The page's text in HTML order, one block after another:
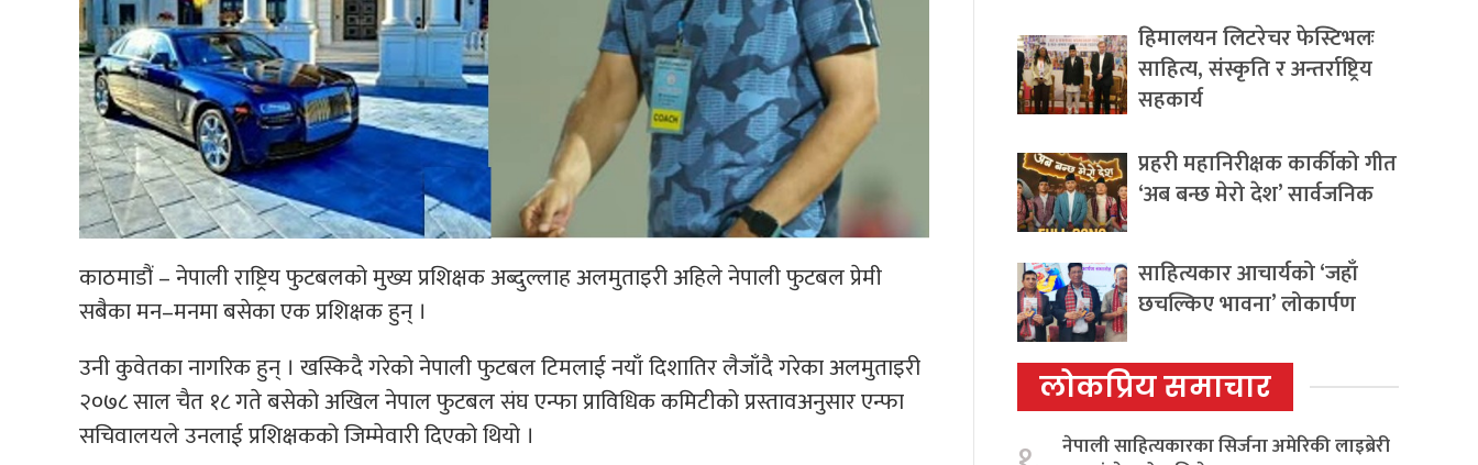
काठमाडौं – नेपाली राष्ट्रिय फुटबलको मुख्य प्रशिक्षक अब्दुल्लाह अलमुताइरी अहिले नेपाली फुटबल प्रेमी
सबैका मन–मनमा बसेका एक प्रशिक्षक हुन् ।
उनी कुवेतका नागरिक हुन् । खस्किदै गरेको नेपाली फुटबल टिमलाई नयाँ दिशातिर लैजाँदै गरेका अलमुताइरी
२०७८ साल चैत १८ गते बसेको अखिल नेपाल फुटबल संघ एन्फा प्राविधिक कमिटीको प्रस्तावअनुसार एन्फा
सचिवालयले उन­लाई प्रशिक्षकको जिम्मेवारी दिएको थियो ।
हिमालयन लिटरेचर फेस्टिभलः
साहित्य, संस्कृति र अन्तर्राष्ट्रिय
सहकार्य
प्रहरी महानिरीक्षक कार्कीको गीत
‘अब बन्छ मेरो देश’ सार्वजनिक
साहित्यकार आचार्यको ‘जहाँ
छचल्किए भावना’ लोकार्पण
लोकप्रिय समाचार
नेपाली साहित्यकारका सिर्जना अमेरिकी लाइब्रेरी